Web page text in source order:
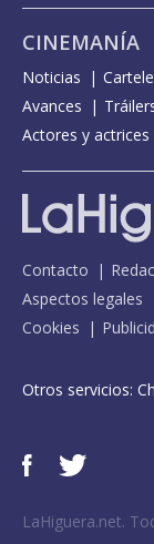
CINEMANÍA
Noticias
Avances
Actores y actrices
Contacto
Aspectos legales
Cookies
Otros servicios:
LaHiguera.net.